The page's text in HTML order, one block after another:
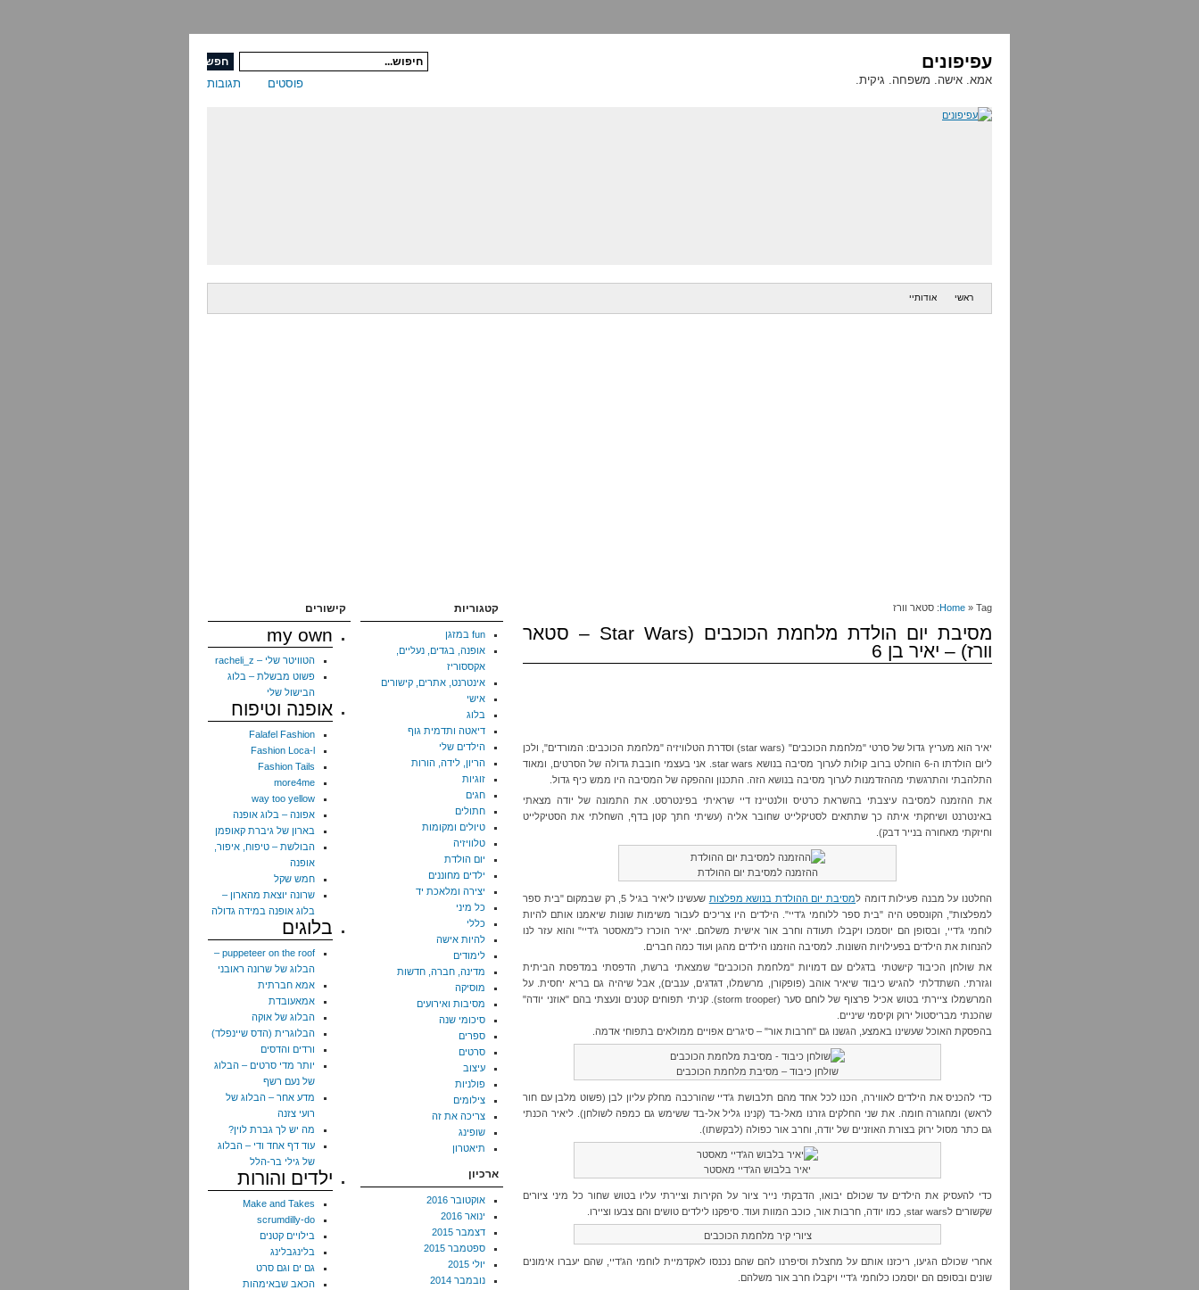
עפיפונים
אמא. אישה. משפחה. גיקית. תגובות פוסטים
ראשי אודותיי
Home » Tag: סטאר וורז
מסיבת יום הולדת מלחמת הכוכבים (Star Wars – סטאר
וורז) – יאיר בן 6
יאיר הוא מעריץ גדול של סרטי "מלחמת הכוכבים" (star wars) וסדרת הטלוויזיה "מלחמת הכוכבים: המורדים", ולכן
ליום הולדתו ה-6 הוחלט ברוב קולות לערוך מסיבה בנושא star wars. אני בעצמי חובבת גדולה של הסרטים, ומאוד
התלהבתי והתרגשתי מההזדמנות לערוך מסיבה בנושא הזה. התכנון וההפקה של המסיבה היו ממש כיף גדול.
את ההזמנה למסיבה עיצבתי בהשראת כרטיס וולנטיינז דיי שראיתי בפינטרסט. את התמונה של יודה מצאתי
באינטרנט ושיחקתי איתה כך שתתאים לסטיקלייט שחובר אליה (עשיתי חתך קטן בדף, השחלתי את הסטיקלייט
וחיזקתי מאחורה בנייר דבק).
ההזמנה למסיבת יום ההולדת
החלטנו על מבנה פעילות דומה למסיבת יום ההולדת בנושא מפלצות
שעשינו ליאיר בגיל 5, רק שבמקום "בית ספר
למפלצות", הקונספט היה "בית ספר ללוחמי ג'דיי". הילדים היו צריכים לעבור משימות שונות שיאמנו אותם להיות
לוחמי ג'דיי, ובסופן הם יוסמכו ויקבלו תעודה וחרב אור אישית משלהם. יאיר הוכרז כ"מאסטר ג'דיי" והוא עזר לנו
להנחות את הילדים בפעילויות השונות. למסיבה הוזמנו הילדים מהגן ועוד כמה חברים.
את שולחן הכיבוד קישטתי בדגלים עם דמויות "מלחמת הכוכבים" שמצאתי ברשת, הדפסתי במדפסת הביתית
וגזרתי. השתדלתי להגיש כיבוד שיאיר אוהב (פופקורן, מרשמלו, דגדגים, ענבים), אבל שיהיה גם בריא יחסית. על
המרשמלו ציירתי בטוש אכיל פרצוף של לוחם סער (storm trooper). קניתי תפוחים קטנים ונעצתי בהם "אוזני יודה"
שהכנתי מבריסטול ירוק וקיסמי שיניים.
בהפסקת האוכל שעשינו באמצע, הגשנו גם "חרבות אור" – סיגרים אפויים ממולאים בתפוחי אדמה.
שולחן כיבוד – מסיבת מלחמת הכוכבים
כדי להכניס את הילדים לאווירה, הכנו לכל אחד מהם תלבושת ג'דיי שהורכבה מחלק עליון לבן (פשוט מלבן עם חור
לראש) ומחגורה חומה. את שני החלקים גזרנו מאל-בד (קנינו גליל אל-בד ששימש גם כמפה לשולחן). ליאיר הכנתי
גם כתר מסול ירוק בצורת האוזניים של יודה, וחרב אור כפולה (לבקשתו).
יאיר בלבוש הג'דיי מאסטר
כדי להעסיק את הילדים עד שכולם יבואו, הדבקתי נייר ציור על הקירות וציירתי עליו בטוש שחור כל מיני ציורים
שקשורים לstar wars, כמו יודה, חרבות אור, כוכב המוות ועוד. סיפקנו לילדים טושים והם צבעו וציירו.
ציורי קיר מלחמת הכוכבים
אחרי שכולם הגיעו, ריכזנו אותם על מחצלת וסיפרנו להם שהם נכנסו לאקדמיית לוחמי הג'דיי, שהם יעברו אימונים
שונים ובסופם הם יוסמכו כלוחמי ג'דיי ויקבלו חרב אור משלהם.
קטגוריות
fun במזגן
אופנה, בגדים, נעליים,
אקססוריז
אינטרנט, אתרים, קישורים
אישי
בלוג
דיאטה ותדמית גוף
הילדים שלי
הריון, לידה, הורות
זוגיות
חגים
חתולים
טיולים ומקומות
טלוויזיה
יום הולדת
ילדים מחוננים
יצירה ומלאכת יד
כל מיני
כללי
להיות אישה
לימודים
מדינה, חברה, חדשות
מוסיקה
מסיבות ואירועים
סיכומי שנה
ספרים
סרטים
עיצוב
פולניות
צילומים
צריכה את זה
שופינג
תיאטרון
ארכיון
אוקטובר 2016
ינואר 2016
דצמבר 2015
ספטמבר 2015
יולי 2015
נובמבר 2014
קישורים
my own
הטוויטר שלי – racheli_z
פשוט מבשלת – בלוג
הבישול שלי
אופנה וטיפוח
Falafel Fashion
Fashion Loca-l
Fashion Tails
more4me
way too yellow
אפונה – בלוג אופנה
בארון של גיברת קאופמן
הבולשת – טיפוח, איפור,
אופנה
חמש שקל
שרונה יוצאת מהארון –
בלוג אופנה במידה גדולה
בלוגים
puppeteer on the roof –
הבלוג של שרונה ראובני
אמא חברתית
אמאעובדת
הבלוג של אוקה
הבלוגרית (הדס שיינפלד)
ורדים והדסים
יותר מדי סרטים – הבלוג
של נעם רשף
מדע אחר – הבלוג של
רועי צזנה
מה יש לך גברת לוין?
עוד דף אחד ודי – הבלוג
של גילי בר-הלל
ילדים והורות
Make and Takes
scrumdilly-do
בילויים קטנים
בלינגבלינג
גם ים וגם סרט
הכאב שבאימהות